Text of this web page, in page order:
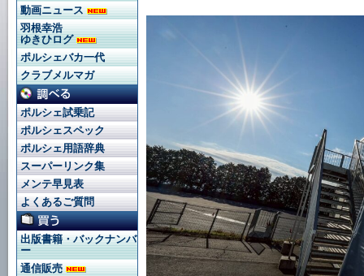
動画ニュース
羽根幸浩
ゆきひログ
ポルシェバカ一代
クラブメルマガ
ポルシェ試乗記
ポルシェスペック
ポルシェ用語辞典
スーパーリンク集
メンテ早見表
よくあるご質問
出版書籍・バックナンバ
ー
通信販売